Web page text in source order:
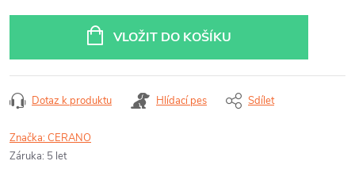
VLOŽIT DO KOŠÍKU
Dotaz k produktu Hlídací pes Sdílet
Značka:CERANO
Záruka: 5 let